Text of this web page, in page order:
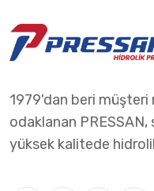
1979'dan beri
odaklanan PRESSAN,
yüksek kalitede